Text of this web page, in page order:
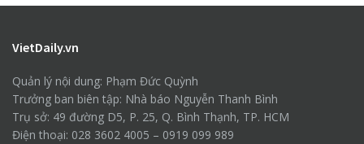
VietDaily.vn
Quản lý nội dung: Phạm Đức Quỳnh
Trưởng ban biên tập: Nhà báo Nguyễn Thanh Bình
Trụ sở: 49 đường D5, P. 25, Q. Bình Thạnh, TP. HCM
Điện thoại: 028 3602 4005 – 0919 099 989